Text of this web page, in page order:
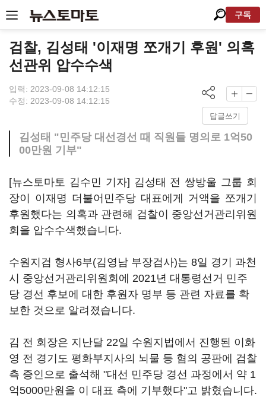
구독
검찰, 김성태 '이재명 쪼개기 후원' 의혹
선관위 압수수색
입력: 2023-09-08 14:12:15
수정: 2023-09-08 14:12:15
답글쓰기
김성태 "민주당 대선경선 때 직원들 명의로 1억50
00만원 기부"
[뉴스토마토 김수민 기자] 김성태 전 쌍방울 그룹 회
장이 이재명 더불어민주당 대표에게 거액을 쪼개기
후원했다는 의혹과 관련해 검찰이 중앙선거관리위원
회을 압수수색했습니다.
수원지검 형사6부(김영남 부장검사)는 8일 경기 과천
시 중앙선거관리위원회에 2021년 대통령선거 민주
당 경선 후보에 대한 후원자 명부 등 관련 자료를 확
보한 것으로 알려졌습니다.
김 전 회장은 지난달 22일 수원지법에서 진행된 이화
영 전 경기도 평화부지사의 뇌물 등 혐의 공판에 검찰
측 증인으로 출석해 "대선 민주당 경선 과정에서 약 1
억5000만원을 이 대표 측에 기부했다"고 밝혔습니다.